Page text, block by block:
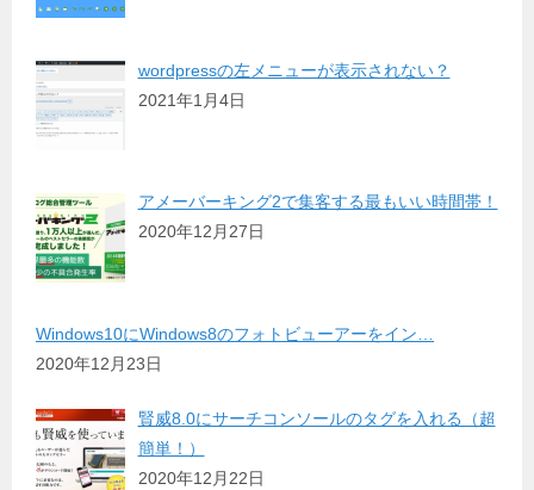
wordpressの左メニューが表示されない？
2021年1月4日
アメーバーキング2で集客する最もいい時間帯！
2020年12月27日
Windows10にWindows8のフォトビューアーをイン…
2020年12月23日
賢威8.0にサーチコンソールのタグを入れる（超
簡単！）
2020年12月22日